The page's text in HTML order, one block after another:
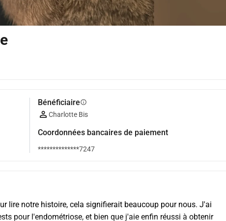
Bénéficiaireinfo
Charlotte Bis
Coordonnées bancaires de paiement
**************7247
lire notre histoire, cela signifierait beaucoup pour nous. J'ai
pour l'endométriose, et bien que j'aie enfin réussi à obtenir